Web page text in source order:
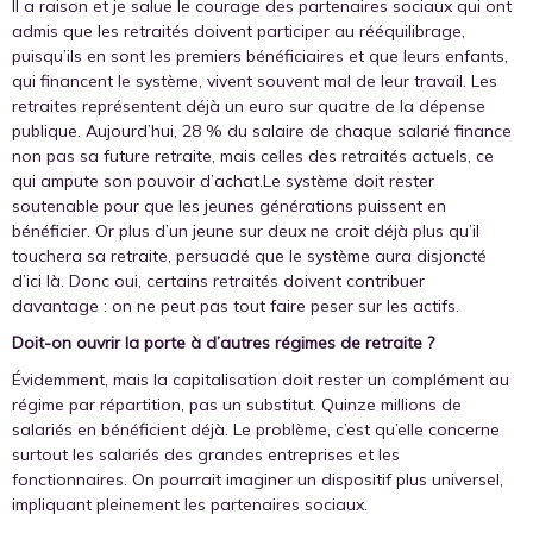
Il a raison et je salue le courage des partenaires sociaux qui ont
admis que les retraités doivent participer au rééquilibrage,
puisqu’ils en sont les premiers bénéficiaires et que leurs enfants,
qui financent le système, vivent souvent mal de leur travail. Les
retraites représentent déjà un euro sur quatre de la dépense
publique. Aujourd’hui, 28 % du salaire de chaque salarié finance
non pas sa future retraite, mais celles des retraités actuels, ce
qui ampute son pouvoir d’achat.Le système doit rester
soutenable pour que les jeunes générations puissent en
bénéficier. Or plus d’un jeune sur deux ne croit déjà plus qu’il
touchera sa retraite, persuadé que le système aura disjoncté
d’ici là. Donc oui, certains retraités doivent contribuer
davantage : on ne peut pas tout faire peser sur les actifs.
Doit-on ouvrir la porte à d’autres régimes de retraite ?
Évidemment, mais la capitalisation doit rester un complément au
régime par répartition, pas un substitut. Quinze millions de
salariés en bénéficient déjà. Le problème, c’est qu’elle concerne
surtout les salariés des grandes entreprises et les
fonctionnaires. On pourrait imaginer un dispositif plus universel,
impliquant pleinement les partenaires sociaux.